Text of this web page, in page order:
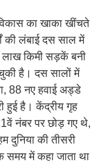
का खाका खींचते
की लंबाई दस साल में
लाख किमी सड़कें बनी
है। दस सालों में
88 नए हवाई अड्डे
हुई है। केंद्रीय गृह
नंबर पर छोड़ गए थे,
दुनिया की तीसरी
समय में कहा जाता था